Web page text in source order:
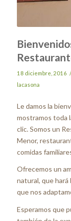
18 diciembre, 2016
lacasona
Le damos la
mostramos toda
clic. Somos un
Menor,
comidas
Ofrecemos un
natural, que
que nos
Esperamos que